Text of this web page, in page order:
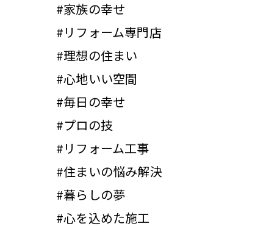
#家族の幸せ
#リフォーム専門店
#理想の住まい
#心地いい空間
#毎日の幸せ
#プロの技
#リフォーム工事
#住まいの悩み解決
#暮らしの夢
#心を込めた施工